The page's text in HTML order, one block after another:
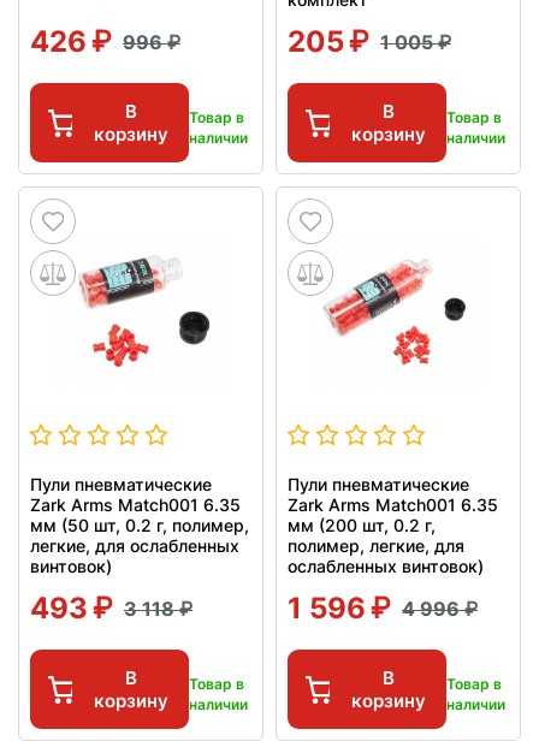
426 996
В
корзину
Товар в
наличии
205 1 005
В
корзину
Товар в
наличии
Пули пневматические
Zark Arms Match001 6.35
мм (50 шт, 0.2 г, полимер,
легкие, для ослабленных
винтовок)
493 3 118
В
корзину
Товар в
наличии
Пули пневматические
Zark Arms Match001 6.35
мм (200 шт, 0.2 г,
полимер, легкие, для
ослабленных винтовок)
1 596 4 996
В
корзину
Товар в
наличии